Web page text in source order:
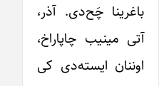
باغرینا چَح‌دی. آذر،
آتی مینیب چاپاراخ،
اوننان ایسته‌دی کی